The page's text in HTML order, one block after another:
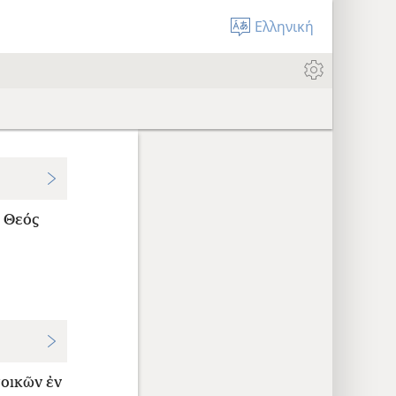
Ελληνική
Θεός
ἐν